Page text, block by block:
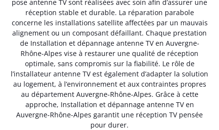
pose antenne TV sont réalisées avec soin afin d’assurer une
réception stable et durable. La réparation parabole
concerne les installations satellite affectées par un mauvais
alignement ou un composant défaillant. Chaque prestation
de Installation et dépannage antenne TV en Auvergne-
Rhône-Alpes vise à restaurer une qualité de réception
optimale, sans compromis sur la fiabilité. Le rôle de
l’installateur antenne TV est également d’adapter la solution
au logement, à l’environnement et aux contraintes propres
au département Auvergne-Rhône-Alpes. Grâce à cette
approche, Installation et dépannage antenne TV en
Auvergne-Rhône-Alpes garantit une réception TV pensée
pour durer.